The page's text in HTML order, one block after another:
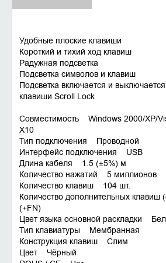
Удобные плоские клавиши
Короткий и тихий ход клавиш
Радужная подсветка
Подсветка символов и клавиш
Подсветка включается и
клавиши Scroll Lock
Совместимость Windows 2000/XP/
X10
Тип подключения Проводной
Интерфейс подключения USB
Длина кабеля 1.5 (±5%) м
Количество нажатий 5 миллионов
Количество клавиш 104 шт.
Количество дополнительных
(+FN)
Цвет языка основной раскладки
Тип клавиатуры Мембранная
Конструкция клавиш Слим
Цвет Чёрный